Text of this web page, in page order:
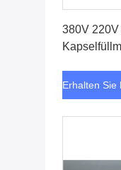
380V 220V
Erhalten Sie